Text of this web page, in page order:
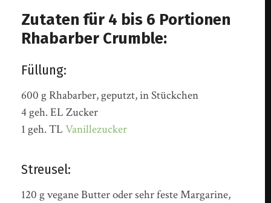
Zutaten für 4 bis 6 Portionen
Rhabarber Crumble:
Füllung:
600 g Rhabarber, geputzt, in Stückchen
4 geh. EL Zucker
1 geh. TLVanillezucker
Streusel:
120 g vegane Butter oder sehr feste Margarine,